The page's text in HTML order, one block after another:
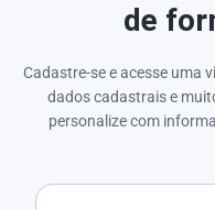
de
Cadastre-se e acesse uma
dados cadastrais e
personalize com